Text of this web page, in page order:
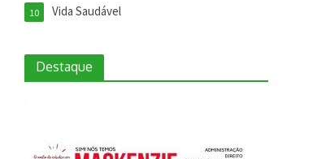
Vida Saudável
10
Destaque